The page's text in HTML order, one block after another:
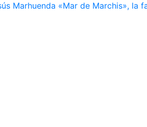
Marhuenda «Mar de Marchis»,